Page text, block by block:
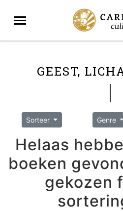
GEEST,
Sorteer Genre
Helaas
boeken
gekozen